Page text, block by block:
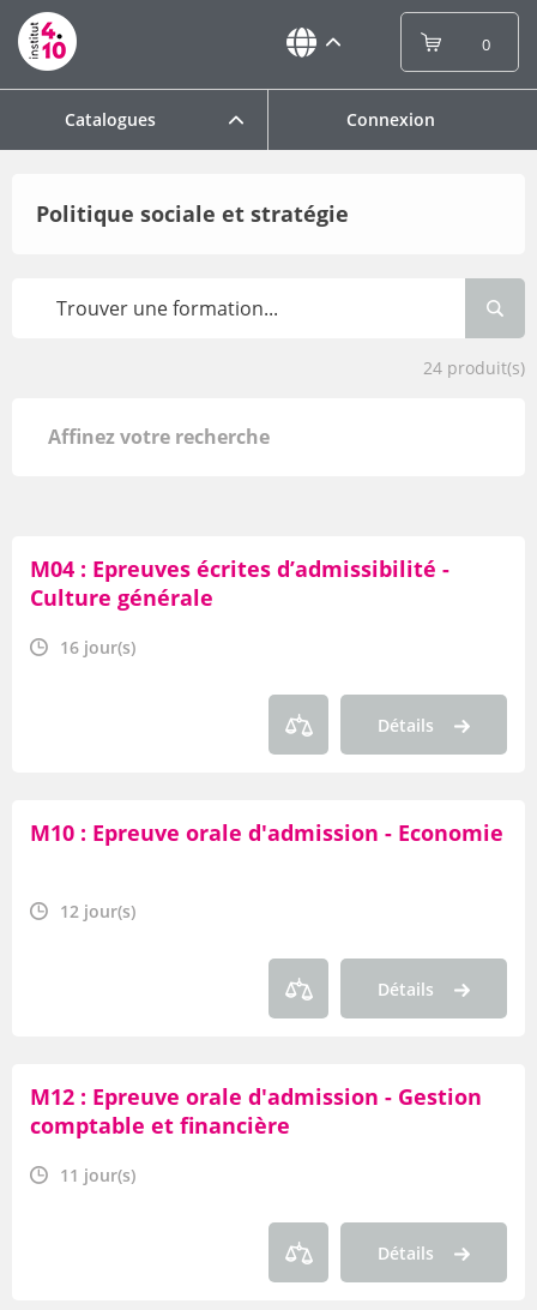
Catalogues Connexion
0
Politique sociale et stratégie
24 produit(s)
Affinez votre recherche
Par thème
Par axe
OF
M04 : Epreuves écrites d’admissibilité -
Culture générale
16 jour(s)
Détails
M10 : Epreuve orale d'admission - Economie
12 jour(s)
Détails
M12 : Epreuve orale d'admission - Gestion
comptable et financière
11 jour(s)
Détails